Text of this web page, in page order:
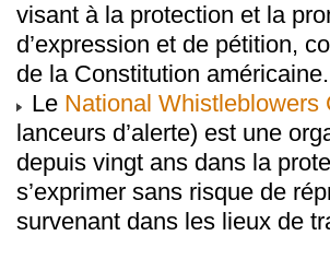
visant à la protection et la
d’expression et de pétition,
de la Constitution américaine.
Le National Whistleblowers
lanceurs d’alerte) est une
depuis vingt ans dans la
s’exprimer sans risque de
survenant dans les lieux de